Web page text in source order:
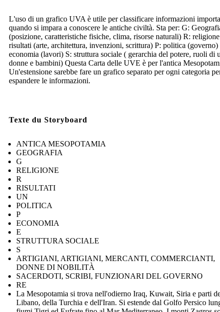
L'uso di un grafico UVA è utile per classificare informazioni
quando si impara a conoscere le antiche civiltà. Sta per: G:
(posizione, caratteristiche fisiche, clima, risorse naturali) R:
risultati (arte, architettura, invenzioni, scrittura) P: politica (governo)
economia (lavori) S: struttura sociale ( gerarchia del potere, ruoli di
donne e bambini) Questa Carta delle UVE è per l'antica
Un'estensione sarebbe fare un grafico separato per ogni categoria
espandere le informazioni.
Texte du Storyboard
ANTICA MESOPOTAMIA
GEOGRAFIA
G
RELIGIONE
R
RISULTATI
UN
POLITICA
P
ECONOMIA
E
STRUTTURA SOCIALE
S
ARTIGIANI, ARTIGIANI, MERCANTI, COMMERCIANTI,
DONNE DI NOBILITÀ
SACERDOTI, SCRIBI, FUNZIONARI DEL GOVERNO
RE
La Mesopotamia si trova nell'odierno Iraq, Kuwait, Siria e parti
Libano, della Turchia e dell'Iran. Si estende dal Golfo Persico